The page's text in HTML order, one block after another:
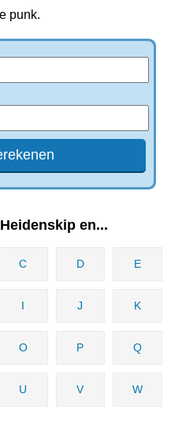
punk.
en...
C D E
I J K
O P Q
U V W